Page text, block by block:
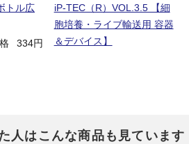
トル広
334円
iP-TEC（R）VOL.3.5 【細
胞培養・ライブ輸送用 容器
＆デバイス】
人はこんな商品も見ています